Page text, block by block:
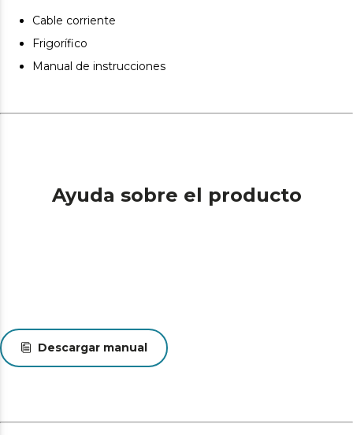
Cable corriente
Frigorífico
Manual de instrucciones
Ayuda sobre el producto
Descargar manual